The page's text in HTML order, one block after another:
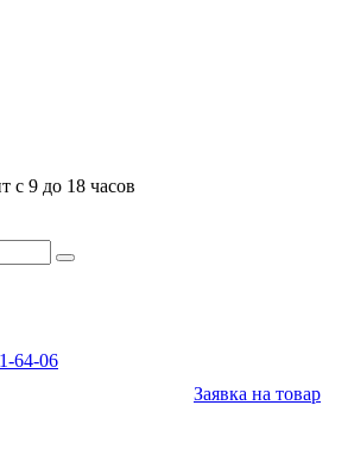
с 9 до 18 часов
64-06
Заявка на товар